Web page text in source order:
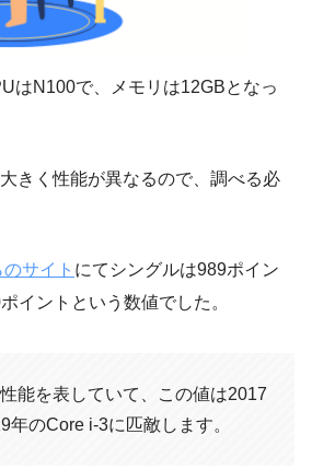
はN100で、メモリは12GBとなっ
きく性能が異なるので、調べる必
サイト にてシングルは989ポイン
イントという数値でした。
能を表していて、この値は2017
年のCore i-3に匹敵します。